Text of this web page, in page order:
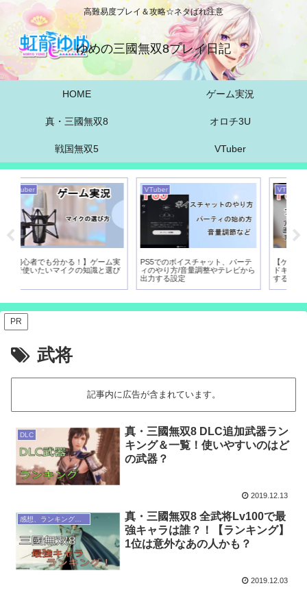
高難易度プレイ＆攻略☆ネタばれ注意
ゆめの三國無双8プレイ日記
HOME ゲーム実況
真・三國無双8 オロチ3U
戦国無双5 VTuber
！】ゲーム実
の知識と選び
VTuber
PS5でのボイスチャット、パーテ
ィのやり方/音量調整やテレビから
【ゲーム実況】PS5からのブ
ドキャストのやり方と設定、
PR
武将
記事内に広告が含まれています。
DLC
真・三國無双8 DLC追加武器ラン
キング＆一覧！使いやすいのはど
の武器？
2019.12.13
感想、ランキングなど
真・三國無双8 全武将Lv100で最
強キャラは誰？！【ランキング】
1位は意外なあの人かも？
2019.12.03